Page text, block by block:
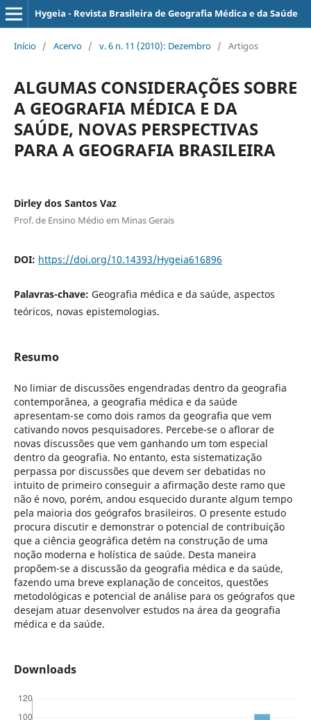
Hygeia - Revista Brasileira de Geografia Médica e da Saúde
Início / Acervo / v. 6 n. 11 (2010): Dezembro / Artigos
ALGUMAS CONSIDERAÇÕES SOBRE
A GEOGRAFIA MÉDICA E DA
SAÚDE, NOVAS PERSPECTIVAS
PARA A GEOGRAFIA BRASILEIRA
Dirley dos Santos Vaz
Prof. de Ensino Médio em Minas Gerais
DOI: https://doi.org/10.14393/Hygeia616896
Palavras-chave: Geografia médica e da saúde, aspectos
teóricos, novas epistemologias.
Resumo
No limiar de discussões engendradas dentro da geografia
contemporânea, a geografia médica e da saúde
apresentam-se como dois ramos da geografia que vem
cativando novos pesquisadores. Percebe-se o aflorar de
novas discussões que vem ganhando um tom especial
dentro da geografia. No entanto, esta sistematização
perpassa por discussões que devem ser debatidas no
intuito de primeiro conseguir a afirmação deste ramo que
não é novo, porém, andou esquecido durante algum tempo
pela maioria dos geógrafos brasileiros. O presente estudo
procura discutir e demonstrar o potencial de contribuição
que a ciência geográfica detém na construção de uma
noção moderna e holística de saúde. Desta maneira
propõem-se a discussão da geografia médica e da saúde,
fazendo uma breve explanação de conceitos, questões
metodológicas e potencial de análise para os geógrafos que
desejam atuar desenvolver estudos na área da geografia
médica e da saúde.
Downloads